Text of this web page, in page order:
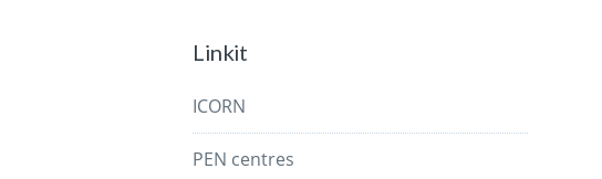
Linkit
ICORN
PEN centres